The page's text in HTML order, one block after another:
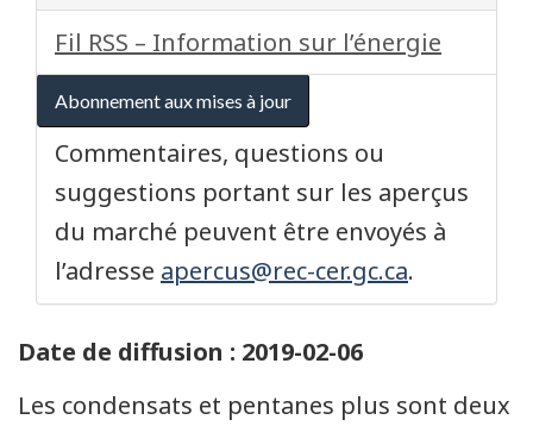
Fil RSS – Information sur l’énergie
Abonnement aux mises à jour
Commentaires, questions ou
suggestions portant sur les aperçus
du marché peuvent être envoyés à
l’adresse apercus@rec-cer.gc.ca.
Date de diffusion : 2019-02-06
Les condensats et pentanes plus sont deux